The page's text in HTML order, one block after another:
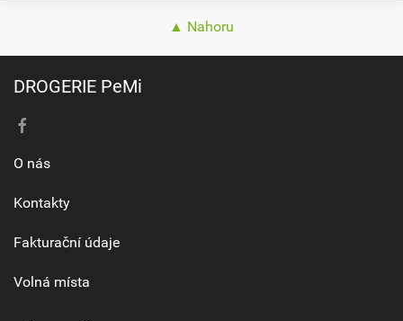
▲ Nahoru
DROGERIE PeMi
O nás
Kontakty
Fakturační údaje
Volná místa